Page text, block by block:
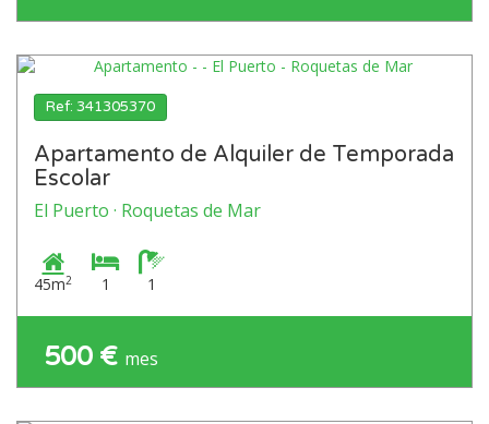
Ref: 341305370
Apartamento de Alquiler de Temporada
Escolar
El Puerto · Roquetas de Mar
45m2 1 1
500 € mes